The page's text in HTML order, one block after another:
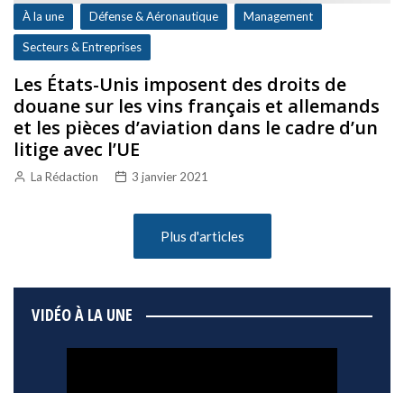
À la une Défense & Aéronautique Management
Secteurs & Entreprises
Les États-Unis imposent des droits de
douane sur les vins français et allemands
et les pièces d’aviation dans le cadre d’un
litige avec l’UE
La Rédaction 3 janvier 2021
Plus d'articles
VIDÉO À LA UNE